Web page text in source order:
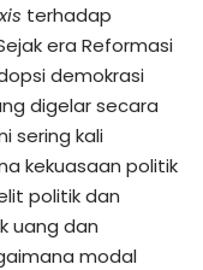
terhadap
era Reformasi
demokrasi
digelar secara
sering kali
kekuasaan politik
politik dan
uang dan
modal